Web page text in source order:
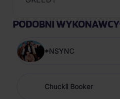
PODOBNI WYKONAWCY
*NSYNC
Chuckii Booker